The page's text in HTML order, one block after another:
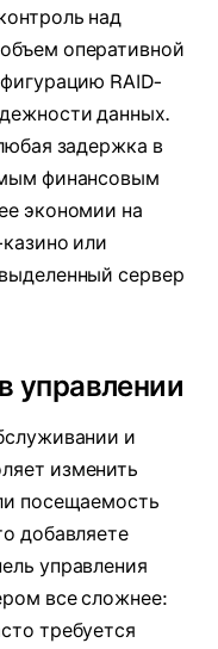
над
оперативной
RAID-
данных.
задержка в
финансовым
экономии на
или
сервер
управлении
и
изменить
посещаемость
добавляете
управления
все сложнее:
требуется